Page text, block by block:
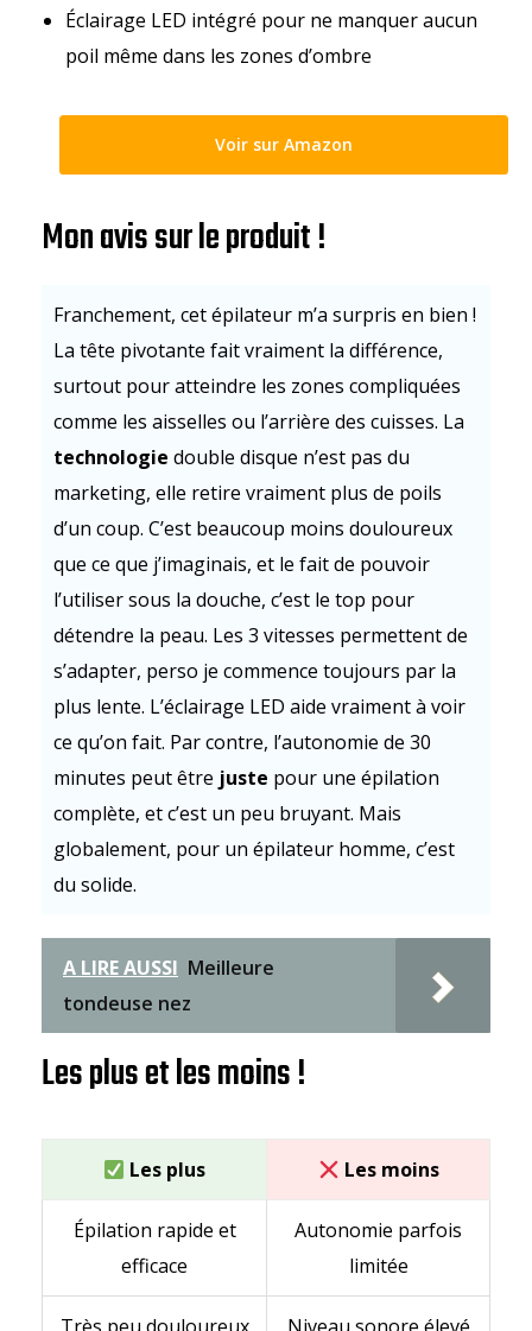
Éclairage LED intégré pour ne manquer aucun
poil même dans les zones d’ombre
Voir sur Amazon
Mon avis sur le produit !
Franchement, cet épilateur m’a surpris en bien !
La tête pivotante fait vraiment la différence,
surtout pour atteindre les zones compliquées
comme les aisselles ou l’arrière des cuisses. La
technologie double disque n’est pas du
marketing, elle retire vraiment plus de poils
d’un coup. C’est beaucoup moins douloureux
que ce que j’imaginais, et le fait de pouvoir
l’utiliser sous la douche, c’est le top pour
détendre la peau. Les 3 vitesses permettent de
s’adapter, perso je commence toujours par la
plus lente. L’éclairage LED aide vraiment à voir
ce qu’on fait. Par contre, l’autonomie de 30
minutes peut être juste pour une épilation
complète, et c’est un peu bruyant. Mais
globalement, pour un épilateur homme, c’est
du solide.
A LIRE AUSSI Meilleure
tondeuse nez
Les plus et les moins !
Les plus Les moins
Épilation rapide et
efficace
Autonomie parfois
limitée